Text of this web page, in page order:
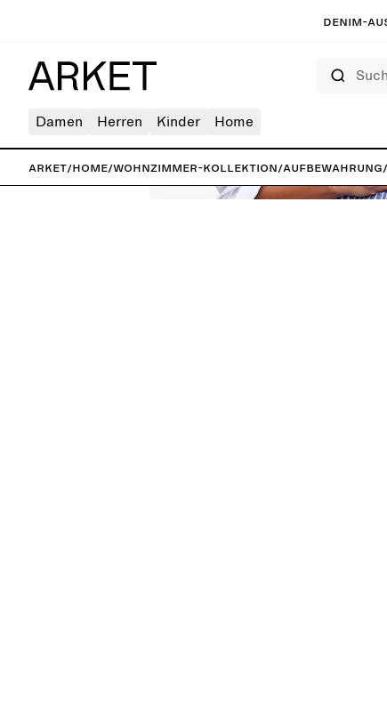
Denim-
Damen Herren Kinder Home
ARKET/Home/Wohnzimmer-Kollektion/Aufbewahrung/